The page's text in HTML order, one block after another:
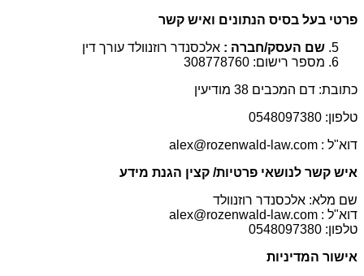
פרטי בעל בסיס הנתונים ואיש קשר
שם העסק/חברה : אלכסנדר רוזנוולד עורך דין
מספר רישום: 308778760
כתובת: דם המכבים 38 מודיעין
טלפון: 0548097380
דוא"ל : alex@rozenwald-law.com
איש קשר לנושאי פרטיות/ קצין הגנת מידע
שם מלא: אלכסנדר רוזנוולד
דוא"ל : alex@rozenwald-law.com
טלפון: 0548097380
אישור המדיניות